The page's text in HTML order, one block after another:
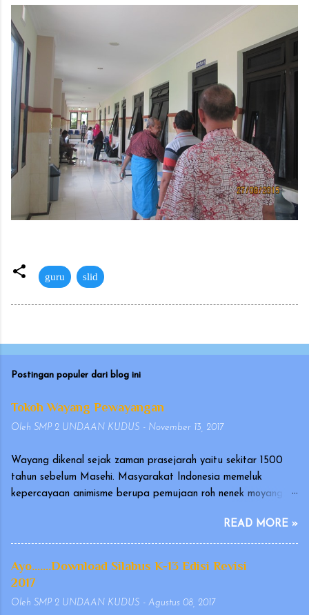
guru slid
Postingan populer dari blog ini
Tokoh Wayang Pewayangan
Oleh SMP 2 UNDAAN KUDUS - November 13, 2017
Wayang dikenal sejak zaman prasejarah yaitu sekitar 1500
tahun sebelum Masehi. Masyarakat Indonesia memeluk
kepercayaan animisme berupa pemujaan roh nenek moyang
bentuk arca atau gambar. Wayang merupakan seni tradisional
Indonesia yang terutama berkembang di Pulau Jawa dan Bali.
Pertunjukan wayang telah diakui oleh UNESCO pada
tanggal 7 November 2003, sebagai karya kebudayaan yang
indah dan sangat berharga (Masterpiece of Oral and
READ MORE »
Ayo.......Download Silabus K-13 Edisi Revisi
2017
Oleh SMP 2 UNDAAN KUDUS - Agustus 08, 2017